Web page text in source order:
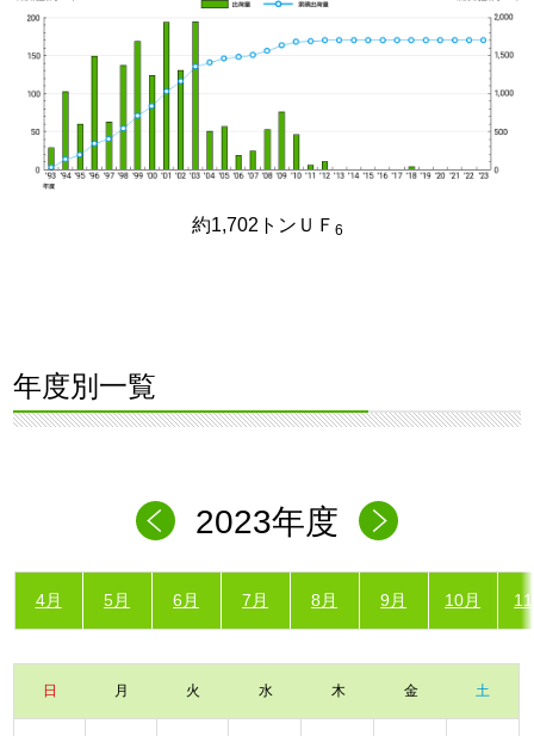
約1,702トンＵＦ 6
年度別一覧
2023年度
4月 5月 6月 7月 8月 9月 10月
日 月 火 水 木 金 土